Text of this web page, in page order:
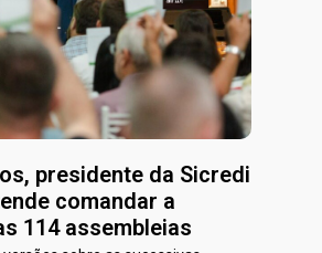
presidente da Sicredi
comandar a
114 assembleias